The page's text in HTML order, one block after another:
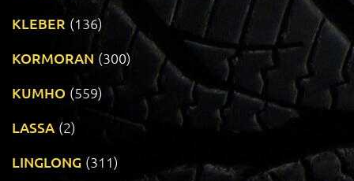
KLEBER (136)
KORMORAN (300)
KUMHO (559)
LASSA (2)
LINGLONG (311)